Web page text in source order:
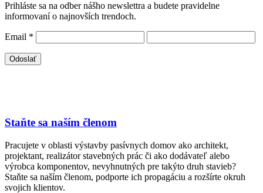
Prihláste sa na odber nášho newslettra a budete pravidelne
informovaní o najnovších trendoch.
Email *
Staňte sa naším členom
Pracujete v oblasti výstavby pasívnych domov ako architekt,
projektant, realizátor stavebných prác či ako dodávateľ alebo
výrobca komponentov, nevyhnutných pre takýto druh stavieb?
Staňte sa naším členom, podporte ich propagáciu a rozšírte okruh
svojich klientov.